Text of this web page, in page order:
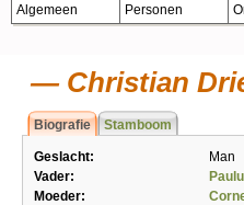
Algemeen Personen
Christian
Biografie Stamboom
Geslacht:
Man
Vader:
Moeder: